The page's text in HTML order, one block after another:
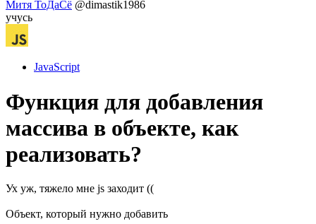
Митя ТоДаСё @dimastik1986
учусь
JavaScript
Функция для добавления
массива в объекте, как
реализовать?
Ух уж, тяжело мне js заходит ((
Объект, который нужно добавить